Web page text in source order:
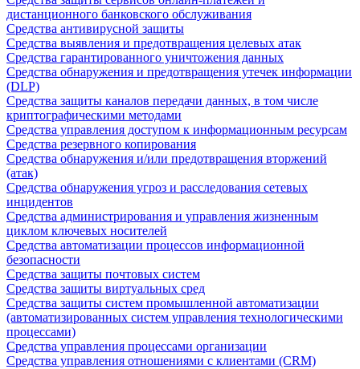
дистанционного банковского обслуживания
Средства антивирусной защиты
Средства выявления и предотвращения целевых атак
Средства гарантированного уничтожения данных
Средства обнаружения и предотвращения утечек информации
(DLP)
Средства защиты каналов передачи данных, в том числе
криптографическими методами
Средства управления доступом к информационным ресурсам
Средства резервного копирования
Средства обнаружения и/или предотвращения вторжений
(атак)
Средства обнаружения угроз и расследования сетевых
инцидентов
Средства администрирования и управления жизненным
циклом ключевых носителей
Средства автоматизации процессов информационной
безопасности
Средства защиты почтовых систем
Средства защиты виртуальных сред
Средства защиты систем промышленной автоматизации
(автоматизированных систем управления технологическими
процессами)
Средства управления процессами организации
Средства управления отношениями с клиентами (CRM)